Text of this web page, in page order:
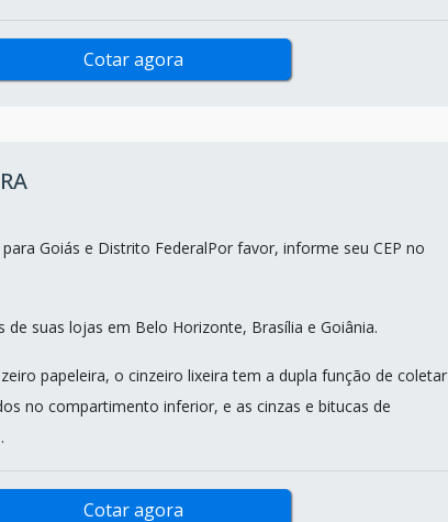
Cotar agora
Goiás e Distrito FederalPor favor, informe seu CEP no
de suas lojas em Belo Horizonte, Brasília e Goiânia.
papeleira, o cinzeiro lixeira tem a dupla função de coletar
no compartimento inferior, e as cinzas e bitucas de
Cotar agora